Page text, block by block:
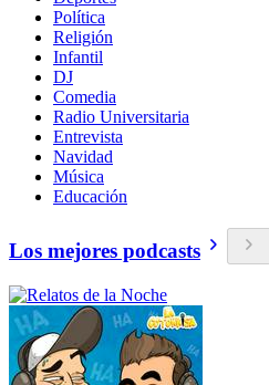
Política
Religión
Infantil
DJ
Comedia
Radio Universitaria
Entrevista
Navidad
Música
Educación
Los mejores podcasts